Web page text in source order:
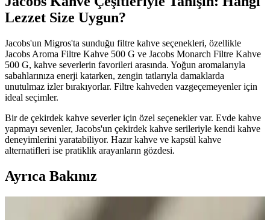
Lezzet Size Uygun?
Jacobs'un Migros'ta sunduğu filtre kahve seçenekleri, özellikle
Jacobs Aroma Filtre Kahve 500 G ve Jacobs Monarch Filtre Kahve
500 G, kahve severlerin favorileri arasında. Yoğun aromalarıyla
sabahlarınıza enerji katarken, zengin tatlarıyla damaklarda
unutulmaz izler bırakıyorlar. Filtre kahveden vazgeçemeyenler için
ideal seçimler.
Bir de çekirdek kahve severler için özel seçenekler var. Evde kahve
yapmayı sevenler, Jacobs'un çekirdek kahve serileriyle kendi kahve
deneyimlerini yaratabiliyor. Hazır kahve ve kapsül kahve
alternatifleri ise pratiklik arayanların gözdesi.
Ayrıca Bakınız